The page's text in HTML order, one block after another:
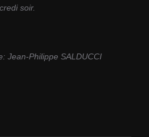
soir.
Jean-Philippe SALDUCCI